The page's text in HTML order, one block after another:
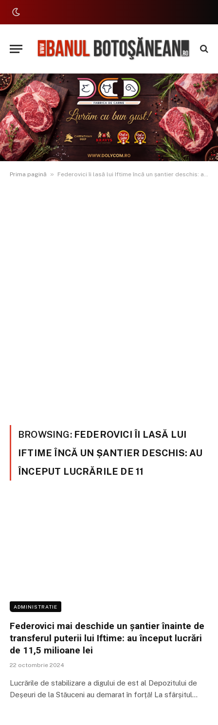
Prima pagină » Federovici îi lasă lui Iftime încă un șantier deschis: au început lucrările de 11
BROWSING: FEDEROVICI ÎI LASĂ LUI
IFTIME ÎNCĂ UN ȘANTIER DESCHIS: AU
ÎNCEPUT LUCRĂRILE DE 11
ADMINISTRATIE
Federovici mai deschide un șantier înainte de
transferul puterii lui Iftime: au început lucrări
de 11,5 milioane lei
22 octombrie 2024
Lucrările de stabilizare a digului de est al Depozitului de
Deșeuri de la Stăuceni au demarat în forță! La sfârșitul…